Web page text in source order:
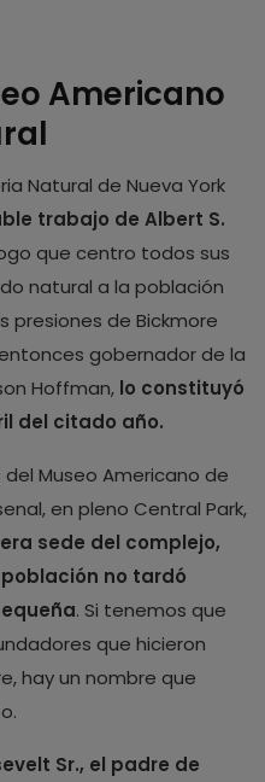
Americano
Natural de Nueva York
trabajo de Albert S.
que centro todos sus
natural a la población
presiones de Bickmore
gobernador de la
Hoffman, lo constituyó
del citado año.
Museo Americano de
en pleno Central Park,
sede del complejo,
no tardó
. Si tenemos que
que hicieron
hay un nombre que
Sr., el padre de